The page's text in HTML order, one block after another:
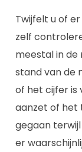
Twijfelt u of
zelf
meestal in de
stand van de
of het cijfer is
aanzet of het
gegaan
er